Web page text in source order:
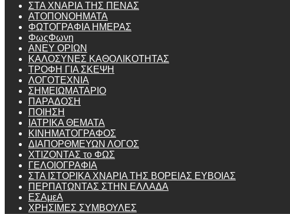
ΣΤΑ ΧΝΑΡΙΑ ΤΗΣ ΠΕΝΑΣ
ΑΤΟΠΟΝΟΗΜΑΤΑ
ΦΩΤΟΓΡΑΦΙΑ ΗΜΕΡΑΣ
ΦωςΦωνη
ANEY ΟΡΙΩΝ
ΚΑΛΟΣΥΝΕΣ ΚΑΘΟΛΙΚΟΤΗΤΑΣ
ΤΡΟΦΗ ΓΙΑ ΣΚΕΨΗ
ΛΟΓΟΤΕΧΝΙΑ
ΣΗΜΕΙΩΜΑΤΑΡΙΟ
ΠΑΡΑΔΟΣΗ
ΠΟΙΗΣΗ
ΙΑΤΡΙΚΑ ΘΕΜΑΤΑ
ΚΙΝΗΜΑΤΟΓΡΑΦΟΣ
ΔΙΑΠΟΡΘΜΕΥΩΝ ΛΟΓΟΣ
ΧΤΙΖΟΝΤΑΣ το ΦΩΣ
ΓΕΛΟΙΟΓΡΑΦΙΑ
ΣΤΑ ΙΣΤΟΡΙΚΑ ΧΝΑΡΙΑ ΤΗΣ ΒΟΡΕΙΑΣ ΕΥΒΟΙΑΣ
ΠΕΡΠΑΤΩΝΤΑΣ ΣΤΗΝ ΕΛΛΑΔΑ
ΕΣΑμεΑ
ΧΡΗΣΙΜΕΣ ΣΥΜΒΟΥΛΕΣ